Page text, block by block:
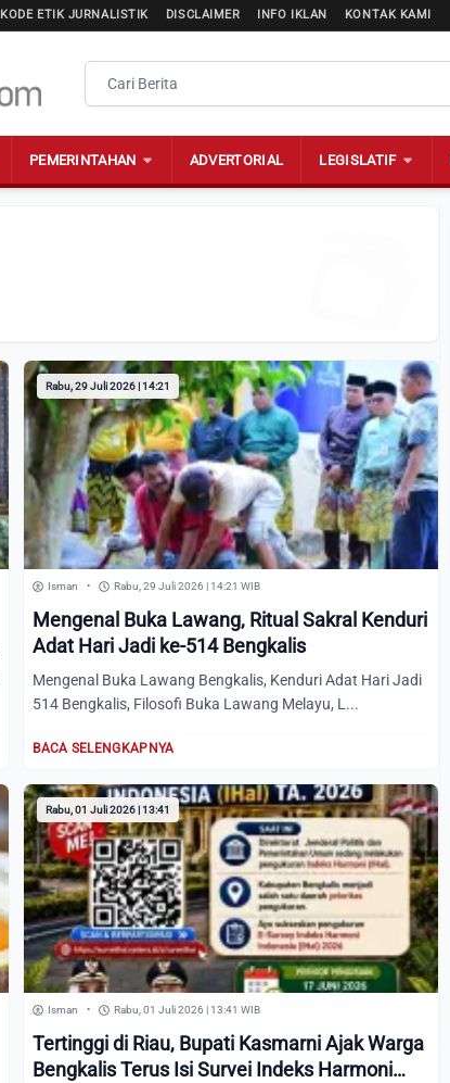
KODE ETIK JURNALISTIK DISCLAIMER INFO IKLAN KONTAK KAMI
PEMERINTAHAN ADVERTORIAL LEGISLATIF
Rabu, 29 Juli 2026 | 14:21
Isman • Rabu, 29 Juli 2026 | 14:21 WIB
Mengenal Buka Lawang, Ritual Sakral Kenduri
Adat Hari Jadi ke-514 Bengkalis
Mengenal Buka Lawang Bengkalis, Kenduri Adat Hari Jadi
514 Bengkalis, Filosofi Buka Lawang Melayu, L...
BACA SELENGKAPNYA
Rabu, 01 Juli 2026 | 13:41
Isman • Rabu, 01 Juli 2026 | 13:41 WIB
Tertinggi di Riau, Bupati Kasmarni Ajak Warga
Bengkalis Terus Isi Survei Indeks Harmoni